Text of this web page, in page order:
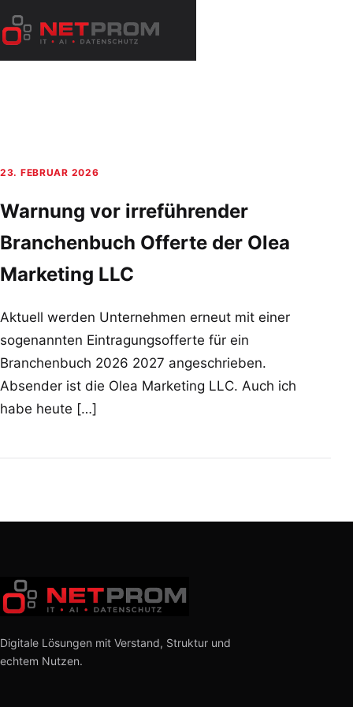
Inhalt
23. FEBRUAR 2026
Warnung vor irreführender
Branchenbuch Offerte der Olea
Marketing LLC
Aktuell werden Unternehmen erneut mit einer
sogenannten Eintragungsofferte für ein
Branchenbuch 2026 2027 angeschrieben.
Absender ist die Olea Marketing LLC. Auch ich
habe heute […]
Digitale Lösungen mit Verstand, Struktur und
echtem Nutzen.